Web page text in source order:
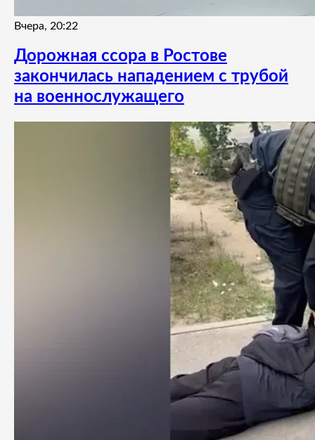
Вчера, 20:22
Дорожная ссора в Ростове
закончилась нападением с трубой
на военнослужащего